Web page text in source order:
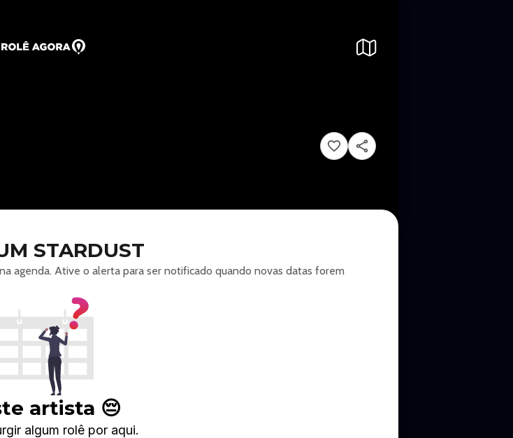
STARDUST
agenda. Ative o alerta para ser notificado quando novas datas forem
artista 😔
algum rolê por aqui.